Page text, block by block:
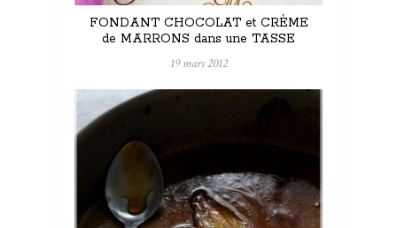
FONDANT CHOCOLAT et CRÈME
de MARRONS dans une TASSE
19 mars 2012